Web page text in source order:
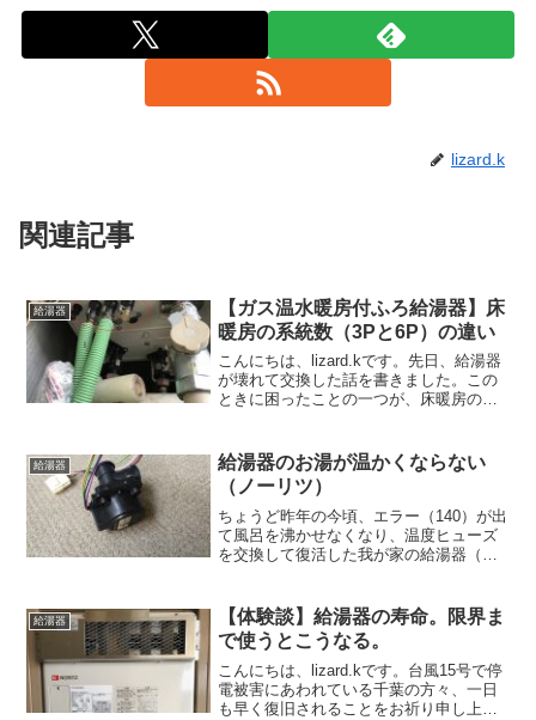
lizard.k
関連記事
給湯器
【ガス温水暖房付ふろ給湯器】床
暖房の系統数（3Pと6P）の違い
こんにちは、lizard.kです。先日、給湯器
が壊れて交換した話を書きました。この
ときに困ったことの一つが、床暖房の系
が3Hで終わるものと6Hで終わるものがあ
り、最初は...
給湯器
給湯器のお湯が温かくならない
（ノーリツ）
ちょうど昨年の今頃、エラー（140）が出
て風呂を沸かせなくなり、温度ヒューズ
を交換して復活した我が家の給湯器（ノ
度は給湯側の台所や洗面所、シャワーの
お湯が温...
給湯器
【体験談】給湯器の寿命。限界ま
で使うとこうなる。
こんにちは、lizard.kです。台風15号で停
電被害にあわれている千葉の方々、一日
も早く復旧されることをお祈り申し上げ